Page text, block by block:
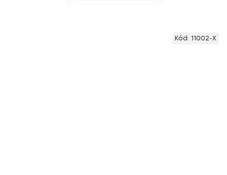
Kód: 11002-X